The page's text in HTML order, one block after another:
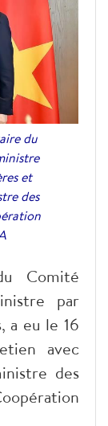
du
et
des
Comité
par
a eu le 16
avec
des